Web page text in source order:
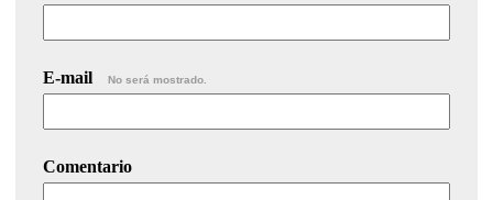
E-mail No será mostrado.
Comentario